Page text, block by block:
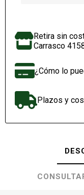
Retira sin
Carrasco
¿Cómo lo
Plazos y